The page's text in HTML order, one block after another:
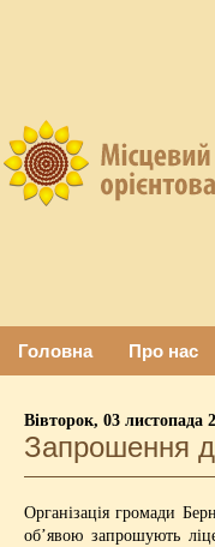
Головна Про нас
Вівторок, 03 листопада
Запрошення
Організація громади
об’явою запрошують